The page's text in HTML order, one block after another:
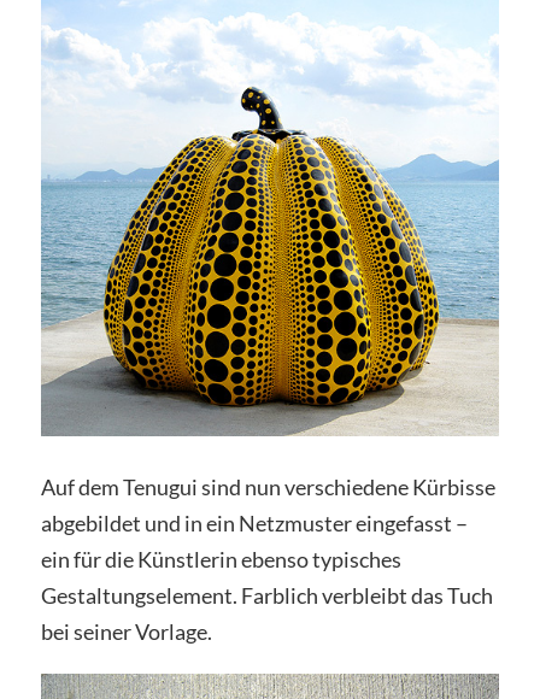
Auf dem Tenugui sind nun verschiedene Kürbisse
abgebildet und in ein Netzmuster eingefasst –
ein für die Künstlerin ebenso typisches
Gestaltungselement. Farblich verbleibt das Tuch
bei seiner Vorlage.